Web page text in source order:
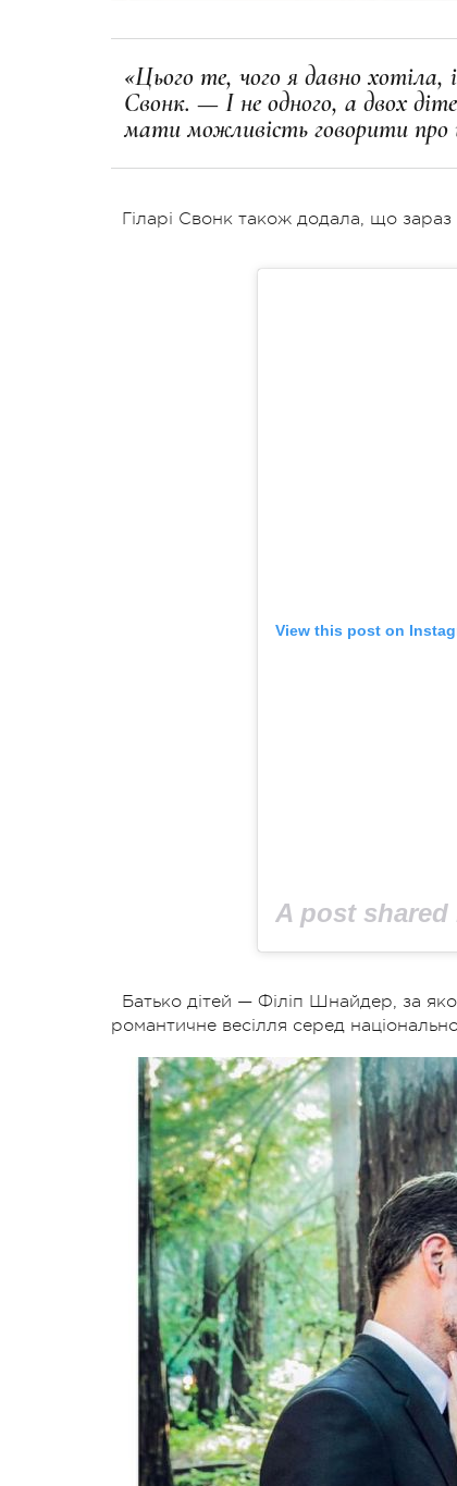
«Цього те, чого я давно
Свонк. — І не одного, а двох
мати можливість говорити про
Гіларі Свонк також додала, що
View this post on
Батько дітей — Філіп Шнайдер, за
романтичне весілля серед